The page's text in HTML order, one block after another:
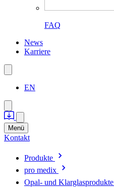
FAQ
News
Karriere
EN
Menü
Kontakt
Produkte
pro medix
Opal- und Klarglasprodukte